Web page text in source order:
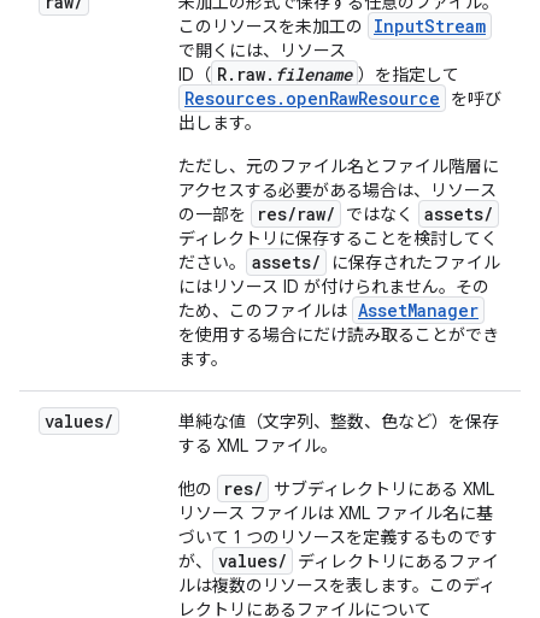
このリソースを未加工の
InputStream
で開くには、リソース
ID（ R.raw. filename ）を指定して
Resources.openRawResource
を呼び
出します。
ただし、元のファイル名とファイル階層に
アクセスする必要がある場合は、リソース
の一部を
res/raw/ ではなく assets/
ディレクトリに保存することを検討してく
ださい。
assets/
に保存されたファイル
にはリソース ID が付けられません。その
ため、このファイルは AssetManager
を使用する場合にだけ読み取ることができ
ます。
values/
単純な値（文字列、整数、色など）を保存
する XML ファイル。
他の
res/
サブディレクトリにある XML
リソース ファイルは XML ファイル名に基
づいて 1 つのリソースを定義するものです
が、
values/
ディレクトリにあるファイ
ルは複数のリソースを表します。このディ
レクトリにあるファイルについて